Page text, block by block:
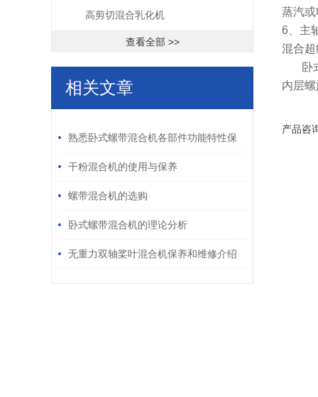
高剪切混合乳化机
查看全部 >>
相关文章
熟悉卧式螺带混合机各部件功能特性保
障物料混合品质符合生产标准
干粉混合机的使用与保养
螺带混合机的选购
卧式螺带混合机的理论分析
无重力双轴桨叶混合机保养和维修介绍
蒸汽
6、主
混合
卧
内层
产品咨